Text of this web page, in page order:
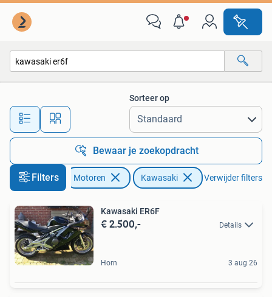
Alle afstanden…
Sorteer op
Bewaar je zoekopdracht
Filters Motoren Kawasaki Verwijder filters
Kawasaki ER6F
€ 2.500,- Details
Horn 3 aug 26